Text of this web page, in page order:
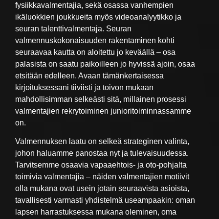
fysiikkavalmentajia, sekä osassa vanhempien
ikäluokkien joukkueita myös videoanalyytikko ja
seuran talenttivalmentaja. Seuran
valmennuskokonaisuuden rakentaminen kohti
seuraavaa kautta on aloitettu jo keväällä – osa
palasista on saatu paikoilleen jo hyvissä ajoin, osaa
etsitään edelleen. Avaan tämänkertaisessa
kirjoituksessani tiiviisti ja toivon mukaan
mahdollisimman selkeästi sitä, millainen prosessi
valmentajien rekrytoiminen junioritoiminnassamme
on.
Valmennuksen laatu on selkeä strateginen valinta,
johon haluamme panostaa nyt ja tulevaisuudessa.
Tarvitsemme osaavia vapaaehtois- ja oto-pohjalta
toimivia valmentajia – näiden valmentajien motiivit
olla mukana ovat usein jotain seuraavista asioista,
tavallisesti varmasti yhdistelmä useampaakin: oman
lapsen harrastuksessa mukana oleminen, oma